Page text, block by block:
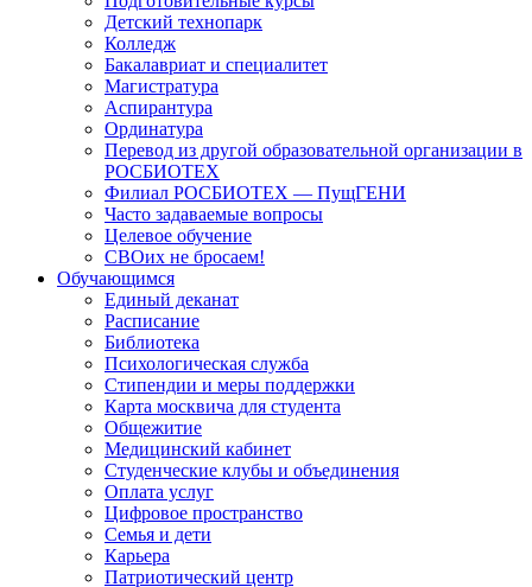
Детский технопарк
Колледж
Бакалавриат и специалитет
Магистратура
Аспирантура
Ординатура
Перевод из другой образовательной организации в
РОСБИОТЕХ
Филиал РОСБИОТЕХ — ПущГЕНИ
Часто задаваемые вопросы
Целевое обучение
СВОих не бросаем!
Обучающимся
Единый деканат
Расписание
Библиотека
Психологическая служба
Стипендии и меры поддержки
Карта москвича для студента
Общежитие
Медицинский кабинет
Студенческие клубы и объединения
Оплата услуг
Цифровое пространство
Семья и дети
Карьера
Патриотический центр